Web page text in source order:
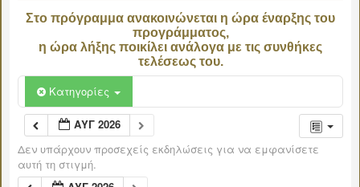
Στο πρόγραμμα ανακοινώνεται η ώρα έναρξης του
προγράμματος,
η ώρα λήξης ποικίλει ανάλογα με τις συνθήκες
τελέσεως του.
Κατηγορίες
ΑΥΓ 2026
Δεν υπάρχουν προσεχείς εκδηλώσεις για να εμφανίσετε
αυτή τη στιγμή.